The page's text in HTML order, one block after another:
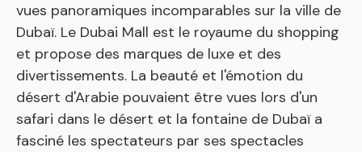
vues panoramiques incomparables sur la ville de
Dubaï. Le Dubai Mall est le royaume du shopping
et propose des marques de luxe et des
divertissements. La beauté et l'émotion du
désert d'Arabie pouvaient être vues lors d'un
safari dans le désert et la fontaine de Dubaï a
fasciné les spectateurs par ses spectacles